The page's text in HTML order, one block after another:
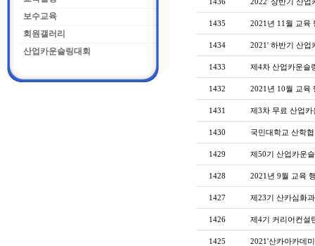
보수교육
회원갤러리
산업카운슬링대회
1435 2021년 11월 교육
1434 2021' 하반기 산
1433 제4차 산업카운슬
1432 2021년 10월 교육
1431 제3차 무료 산업
1430 국민대학교 산학
1429 제50기 산업카운
1428 2021년 9월 교육
1427 제23기 산카심화
1426 제4기 커리어컨설
1425 2021'산카아카데